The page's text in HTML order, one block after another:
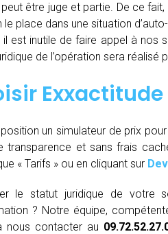
être juge et partie. De ce
place dans une situation
est inutile de faire appel à nos
de l’opération sera
Exxactitude
un simulateur de prix
transparence et sans frais
« Tarifs » ou en cliquant sur
le statut juridique de votre
? Notre équipe,
nous contacter au